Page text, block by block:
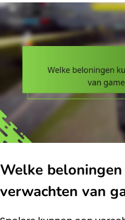
Welke
verwachten van